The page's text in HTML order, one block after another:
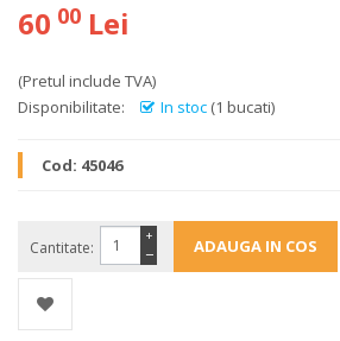
60 00 Lei
(Pretul include TVA)
Disponibilitate:
In stoc (1 bucati)
Cod: 45046
Cantitate: −
+